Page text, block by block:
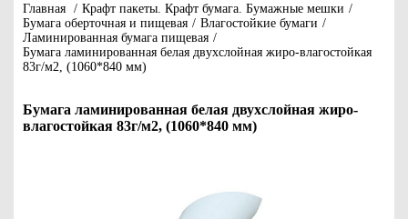
Главная / Крафт пакеты. Крафт бумага. Бумажные мешки /
Бумага оберточная и пищевая / Влагостойкие бумаги /
Ламинированная бумага пищевая /
Бумага ламинированная белая двухслойная жиро-влагостойкая
83г/м2, (1060*840 мм)
Бумага ламинированная белая двухслойная жиро-
влагостойкая 83г/м2, (1060*840 мм)